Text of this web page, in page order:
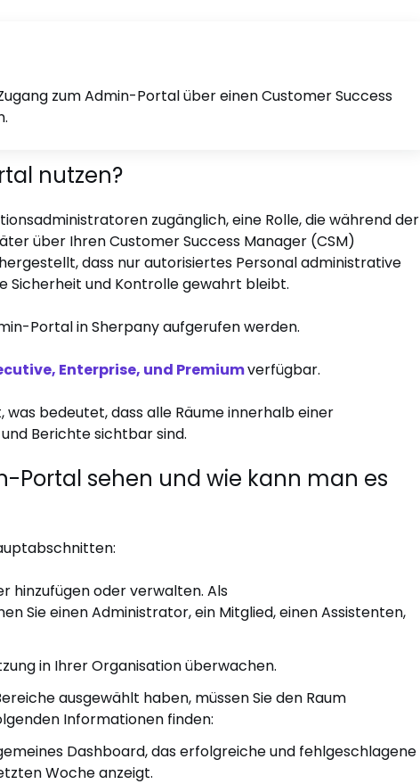
zum Admin-Portal über einen Customer Success
nutzen?
zugänglich, eine Rolle, die während der
über Ihren Customer Success Manager (CSM)
dass nur autorisiertes Personal administrative
Sicherheit und Kontrolle gewahrt bleibt.
Portal in Sherpany aufgerufen werden.
Enterprise, und Premiumverfügbar.
bedeutet, dass alle Räume innerhalb einer
Berichte sichtbar sind.
Portal sehen und wie kann man es
hinzufügen oder verwalten. Als
Sie einen Administrator, ein Mitglied, einen Assistenten,
in Ihrer Organisation überwachen.
ausgewählt haben, müssen Sie den Raum
Informationen finden:
Dashboard, das erfolgreiche und fehlgeschlagene
Woche anzeigt.